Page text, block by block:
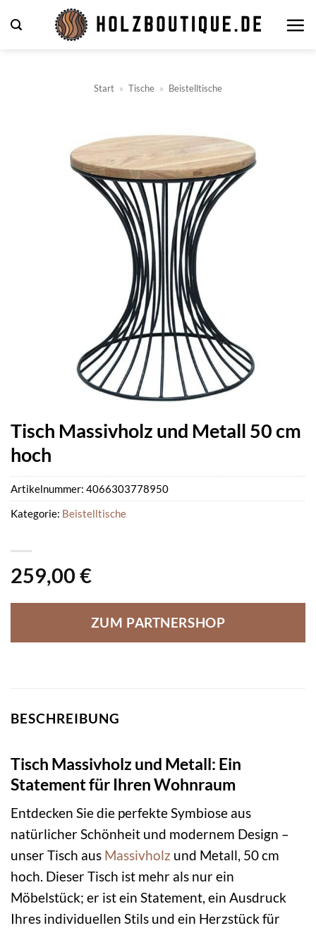
Inhalt
Start » Tische » Beistelltische
Tisch Massivholz und Metall 50 cm
hoch
259,00 €
ZUM PARTNERSHOP
Artikelnummer: 4066303778950
Kategorie: Beistelltische
BESCHREIBUNG
Tisch Massivholz und Metall: Ein
Statement für Ihren Wohnraum
Entdecken Sie die perfekte Symbiose aus
natürlicher Schönheit und modernem Design –
unser Tisch aus Massivholz und Metall, 50 cm
hoch. Dieser Tisch ist mehr als nur ein
Möbelstück; er ist ein Statement, ein Ausdruck
Ihres individuellen Stils und ein Herzstück für